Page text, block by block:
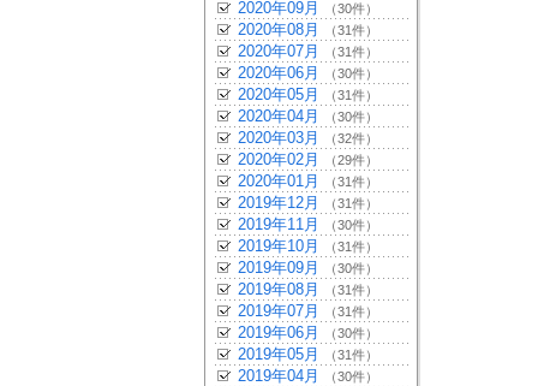
2020年09月 （30件）
2020年08月 （31件）
2020年07月 （31件）
2020年06月 （30件）
2020年05月 （31件）
2020年04月 （30件）
2020年03月 （32件）
2020年02月 （29件）
2020年01月 （31件）
2019年12月 （31件）
2019年11月 （30件）
2019年10月 （31件）
2019年09月 （30件）
2019年08月 （31件）
2019年07月 （31件）
2019年06月 （30件）
2019年05月 （31件）
2019年04月 （30件）